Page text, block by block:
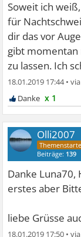
Soweit ich
für
dir das vor
gibt momentan
zu lassen. Ich
18.01.2019 17:44•
x 1
Olli2007
Beiträge: 139
Danke Luna70,
erstes aber
liebe Grüsse
18.01.2019 17:50 •